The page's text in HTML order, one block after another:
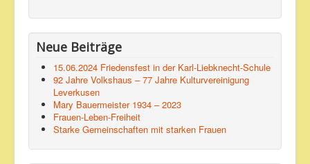
Neue Beiträge
15.06.2024 Friedensfest in der Karl-Liebknecht-Schule
92 Jahre Volkshaus – 77 Jahre Kulturvereinigung
Leverkusen
Mary Bauermeister 1934 – 2023
Frauen-Leben-Freiheit
Starke Gemeinschaften mit starken Frauen